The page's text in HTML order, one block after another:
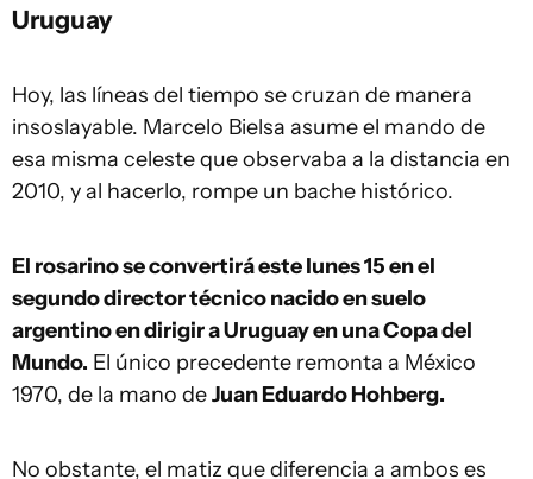
Uruguay
Hoy, las líneas del tiempo se cruzan de manera
insoslayable. Marcelo Bielsa asume el mando de
esa misma celeste que observaba a la distancia en
2010, y al hacerlo, rompe un bache histórico.
El rosarino se convertirá este lunes 15 en el
segundo director técnico nacido en suelo
argentino en dirigir a Uruguay en una Copa del
Mundo. El único precedente remonta a México
1970, de la mano deJuan Eduardo Hohberg.
No obstante, el matiz que diferencia a ambos es